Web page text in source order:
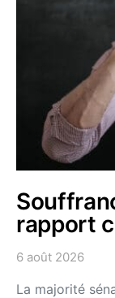
rapport
6 août 2026
La majorité